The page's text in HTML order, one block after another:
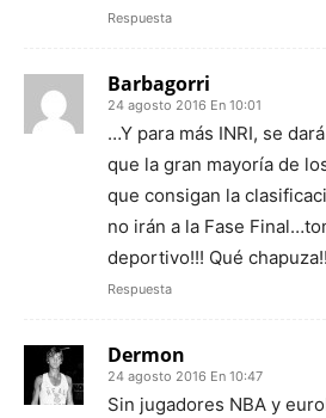
Respuesta
Barbagorri
24 agosto 2016 En 10:01
…Y para más INRI, se
que la gran mayoría de
que consigan la
no irán a la Fase
deportivo!!! Qué chapuza!!
Respuesta
Dermon
24 agosto 2016 En 10:47
Sin jugadores NBA y